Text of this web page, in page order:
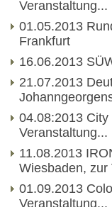
Veranstaltung...
01.05.2013
Frankfurt
16.06.2013
21.07.2013
04.08:2013
Veranstaltung...
11.08.2013
Wiesbaden, zur
01.09.2013
Veranstaltung...